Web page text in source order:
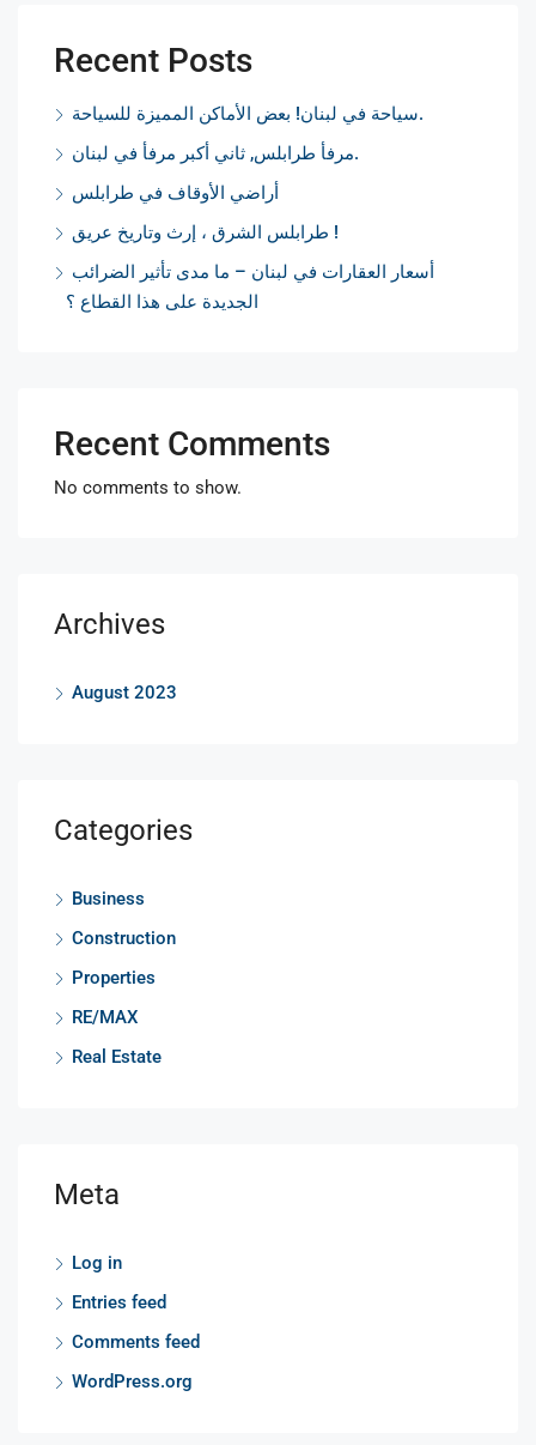
Recent Posts
سياحة في لبنان! بعض الأماكن المميزة للسياحة.
مرفأ طرابلس, ثاني أكبر مرفأ في لبنان.
أراضي الأوقاف في طرابلس
طرابلس الشرق ، إرث وتاريخ عريق !
أسعار العقارات في لبنان – ما مدى تأثير الضرائب
الجديدة على هذا القطاع ؟
Recent Comments
No comments to show.
Archives
August 2023
Categories
Business
Construction
Properties
RE/MAX
Real Estate
Meta
Log in
Entries feed
Comments feed
WordPress.org